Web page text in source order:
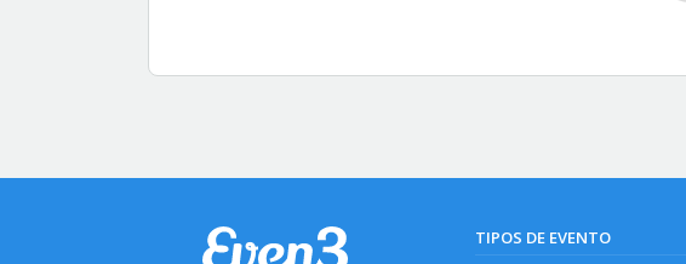
TIPOS DE EVENTO